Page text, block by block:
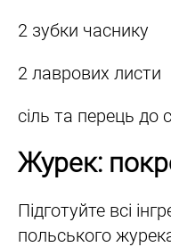
2 зубки часнику
2 лаврових листи
сіль та перець до
Журек:
Підготуйте всі
польського